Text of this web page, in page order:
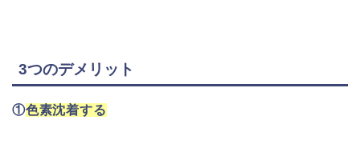
3つのデメリット
①色素沈着する